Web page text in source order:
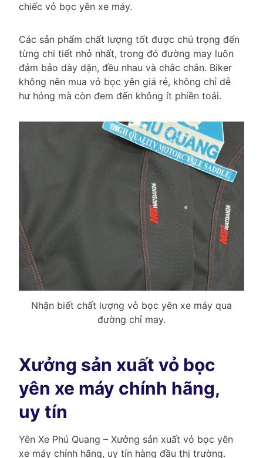
chiếc vỏ bọc yên xe máy.
Các sản phẩm chất lượng tốt được chú trọng đến
từng chi tiết nhỏ nhất, trong đó đường may luôn
đảm bảo dày dặn, đều nhau và chắc chắn. Biker
không nên mua vỏ bọc yên giá rẻ, không chỉ dễ
hư hỏng mà còn đem đến không ít phiền toái.
Nhận biết chất lượng vỏ bọc yên xe máy qua
đường chỉ may.
Xưởng sản xuất vỏ bọc
yên xe máy chính hãng,
uy tín
Yên Xe Phú Quang – Xưởng sản xuất vỏ bọc yên
xe máy chính hãng, uy tín hàng đầu thị trường.